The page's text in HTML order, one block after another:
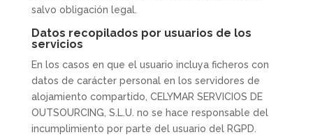
salvo obligación legal.
Datos recopilados por usuarios de los
servicios
En los casos en que el usuario incluya ficheros con
datos de carácter personal en los servidores de
alojamiento compartido, CELYMAR SERVICIOS DE
OUTSOURCING, S.L.U. no se hace responsable del
incumplimiento por parte del usuario del RGPD.